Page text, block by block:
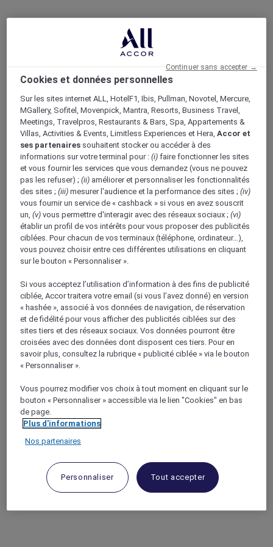
Cookies et données personnelles
Sur les sites internet ALL, HotelF1, Ibis, Pullman, Novotel, Mercure,
MGallery, Sofitel, Movenpick, Mantra, Resorts, Business Travel,
Meetings, Travelpros, Restaurants & Bars, Spa, Appartements &
Villas, Activities & Events, Limitless Experiences et Hera,Accor et
ses partenaires souhaitent stocker ou accéder à des
informations sur votre terminal pour :(i) faire fonctionner les sites
et vous fournir les services que vous demandez (vous ne pouvez
pas les refuser) ;(ii) améliorer et personnaliser les fonctionnalités
des sites ;(iii) mesurer l'audience et la performance des sites ;(iv)
vous fournir un service de « cashback » si vous en avez souscrit
un,(v) vous permettre d'interagir avec des réseaux sociaux ;(vi)
établir un profil de vos intérêts pour vous proposer des publicités
ciblées. Pour chacun de vos terminaux (téléphone, ordinateur…),
vous pouvez choisir entre ces différentes utilisations en cliquant
sur le bouton « Personnaliser ».
Si vous acceptez l’utilisation d’information à des fins de publicité
ciblée, Accor traitera votre email (si vous l’avez donné) en version
« hashée », associé à vos données de navigation, de réservation
et de fidélité pour vous afficher des publicités ciblées sur des
sites tiers et des réseaux sociaux. Vos données pourront être
croisées avec des données dont disposent ces tiers. Pour en
savoir plus, consultez la rubrique « publicité ciblée » via le bouton
« Personnaliser ».
Vous pourrez modifier vos choix à tout moment en cliquant sur le
bouton « Personnaliser » accessible via le lien "Cookies" en bas
de page.
Plus d'informations
Nos partenaires
Personnaliser Tout accepter
Continuer sans accepter →